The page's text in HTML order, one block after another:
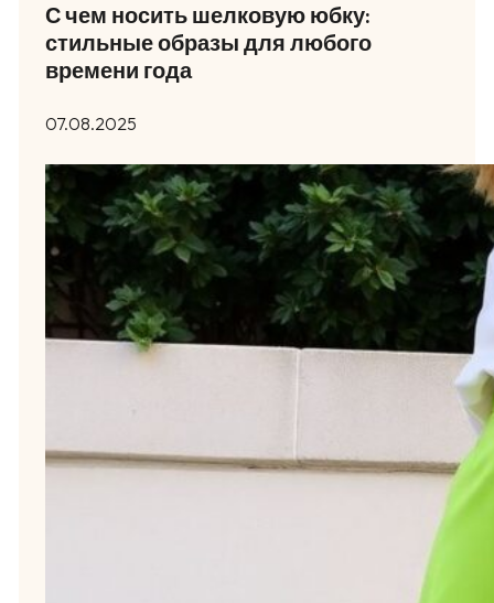
С чем носить шелковую юбку:
стильные образы для любого
времени года
07.08.2025